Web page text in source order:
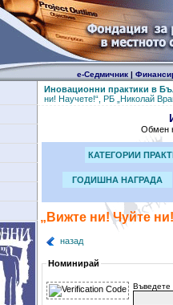
е-Седмичник|
Иновационни практики в
ни! Научете!“, РБ „Николай
Обмен
КАТЕГОРИИ
ГОДИШНА НАГРАДА
„Вижте ни! Чуйте
назад
Номинирай
Въведете